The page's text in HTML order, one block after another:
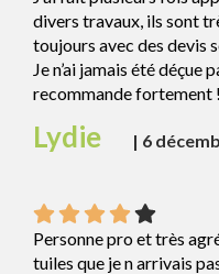
divers travaux, ils sont
toujours avec des devis
Je n’ai jamais été
recommande fortement !
Lydie | 6
Personne pro et très
tuiles que je n arrivais